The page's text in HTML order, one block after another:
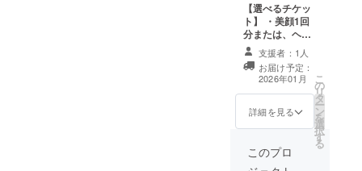
【選べるチケッ
ト】 ・美顔1回
分または、ヘッ
ドスパ1回分 ・
現金への交換は
できません。お
つりはでませ
ん。 ・来店時に
お渡しいたしま
ディングで支援
支援者：1人
お届け予定：
2026年01月
詳細を見る
こ
の
リ
タ
ー
ン
を
選
択
す
る
このプロ